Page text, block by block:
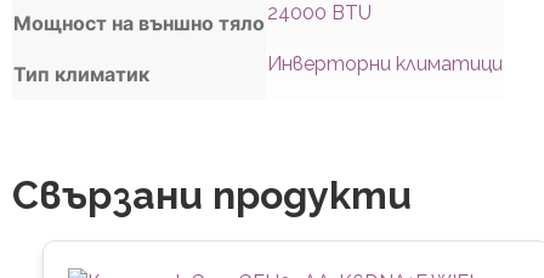
Мощност на външно тяло 24000 BTU
Тип климатик Инверторни климатици
Свързани продукти